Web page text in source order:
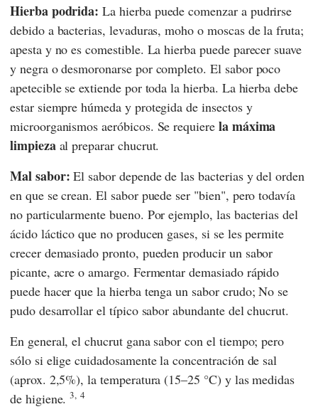
Hierba podrida: La hierba puede comenzar a pudrirse
debido a bacterias, levaduras, moho o moscas de la fruta;
apesta y no es comestible. La hierba puede parecer suave
y negra o desmoronarse por completo. El sabor poco
apetecible se extiende por toda la hierba. La hierba debe
estar siempre húmeda y protegida de insectos y
microorganismos aeróbicos. Se requiere la máxima
limpiezaal preparar chucrut.
Mal sabor: El sabor depende de las bacterias y del orden
en que se crean. El sabor puede ser "bien", pero todavía
no particularmente bueno. Por ejemplo, las bacterias del
ácido láctico que no producen gases, si se les permite
crecer demasiado pronto, pueden producir un sabor
picante, acre o amargo. Fermentar demasiado rápido
puede hacer que la hierba tenga un sabor crudo; No se
pudo desarrollar el típico sabor abundante del chucrut.
En general, el chucrut gana sabor con el tiempo; pero
sólo si elige cuidadosamente la concentración de sal
(aprox. 2,5%), la temperatura (15–25 °C) y las medidas
de higiene.3, 4